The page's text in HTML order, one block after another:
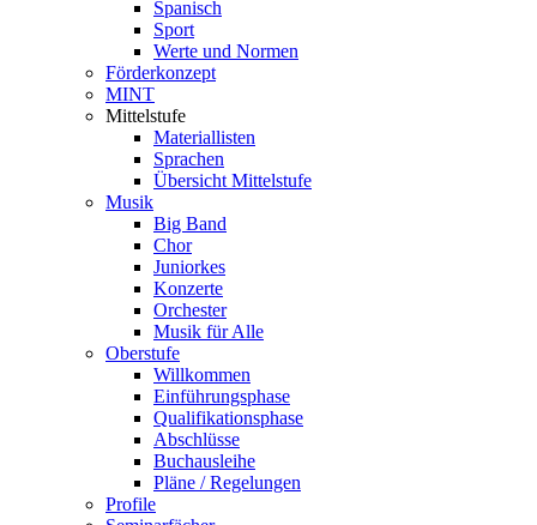
Spanisch
Sport
Werte und Normen
Förderkonzept
MINT
Mittelstufe
Materiallisten
Sprachen
Übersicht Mittelstufe
Musik
Big Band
Chor
Juniorkes
Konzerte
Orchester
Musik für Alle
Oberstufe
Willkommen
Einführungsphase
Qualifikationsphase
Abschlüsse
Buchausleihe
Pläne / Regelungen
Profile